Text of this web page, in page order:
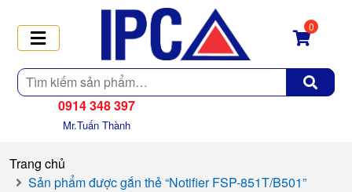
Tìm
kiếm
0
0914 348 397
Mr.Tuấn Thành
Trang chủ
Sản phẩm được gắn thẻ “Notifier FSP-851T/B501”